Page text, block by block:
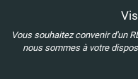
Vous souhaitez convenir d'un
nous sommes à votre